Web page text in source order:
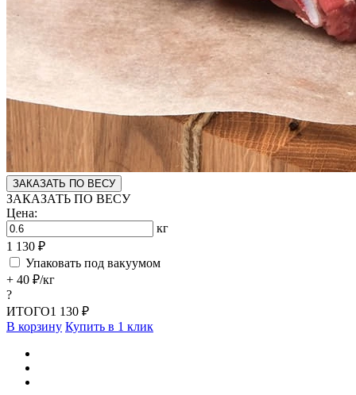
ЗАКАЗАТЬ ПО ВЕСУ
ЗАКАЗАТЬ ПО ВЕСУ
Цена:
кг
1 130 ₽
Упаковать под вакуумом
+ 40 ₽/кг
?
ИТОГО1 130 ₽
В корзину Купить в 1 клик